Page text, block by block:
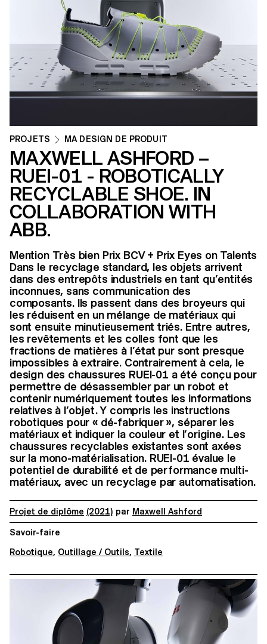
PROJETS MA DESIGN DE PRODUIT
MAXWELL ASHFORD –
RUEI-01 - ROBOTICALLY
RECYCLABLE SHOE. IN
COLLABORATION WITH
ABB.
Mention Très bien Prix BCV + Prix Eyes on Talents
Dans le recyclage standard, les objets arrivent
dans des entrepôts industriels en tant qu’entités
inconnues, sans communication des
composants. Ils passent dans des broyeurs qui
les réduisent en un mélange de matériaux qui
sont ensuite minutieusement triés. Entre autres,
les revêtements et les colles font que les
fractions de matières à l’état pur sont presque
impossibles à extraire. Contrairement à cela, le
design des chaussures RUEI-01 a été conçu pour
permettre de désassembler par un robot et
contenir numériquement toutes les informations
relatives à l’objet. Y compris les instructions
robotiques pour « dé-fabriquer », séparer les
matériaux et indiquer la couleur et l’origine. Les
chaussures recyclables existantes sont axées
sur la mono-matérialisation. RUEI-01 évalue le
potentiel de durabilité et de performance multi-
matériaux, avec un recyclage par automatisation.
Projet de diplôme (2021) par Maxwell Ashford
Savoir-faire
Robotique, Outillage / Outils, Textile